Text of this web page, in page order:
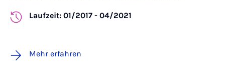
Laufzeit: 01/2017 - 04/2021
Mehr erfahren